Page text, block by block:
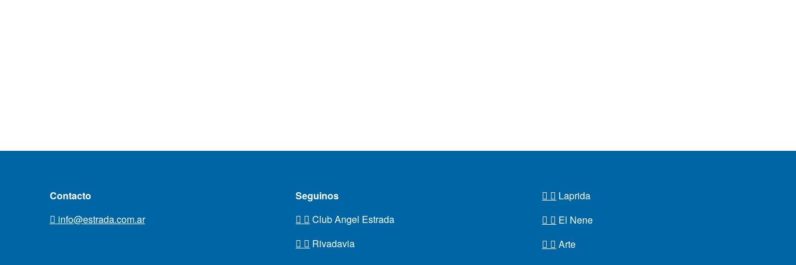
Contacto
info@estrada.com.ar
Seguinos
Club Angel Estrada
Rivadavia
Laprida
El Nene
Arte